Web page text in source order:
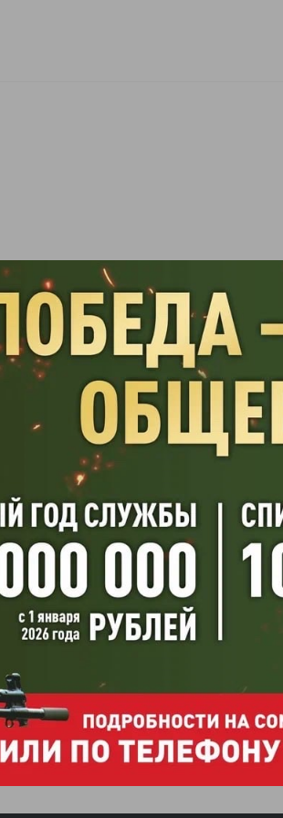
2020 2019 2018